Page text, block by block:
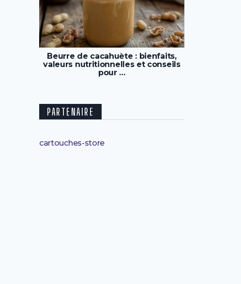
Beurre de cacahuète : bienfaits,
valeurs nutritionnelles et conseils
pour …
PARTENAIRE
cartouches-store